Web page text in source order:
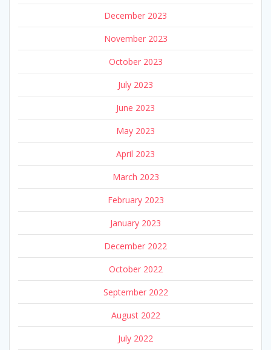
December 2023
November 2023
October 2023
July 2023
June 2023
May 2023
April 2023
March 2023
February 2023
January 2023
December 2022
October 2022
September 2022
August 2022
July 2022